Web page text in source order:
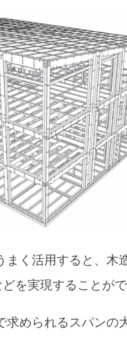
まく活用すると、木
を実現することが
求められるスパンの